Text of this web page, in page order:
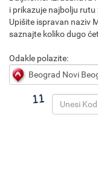
i prikazuje najbolju
Upišite ispravan naziv
saznajte koliko dugo
Odakle polazite: